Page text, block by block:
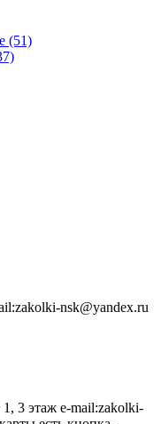
(51)
nsk@yandex.ru
3 этаж e-mail:zakolki-